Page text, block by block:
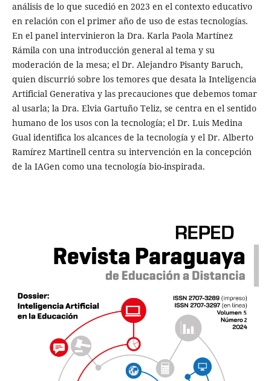
análisis de lo que sucedió en 2023 en el contexto educativo
en relación con el primer año de uso de estas tecnologías.
En el panel intervinieron la Dra. Karla Paola Martínez
Rámila con una introducción general al tema y su
moderación de la mesa; el Dr. Alejandro Pisanty Baruch,
quien discurrió sobre los temores que desata la Inteligencia
Artificial Generativa y las precauciones que debemos tomar
al usarla; la Dra. Elvia Gartuño Teliz, se centra en el sentido
humano de los usos con la tecnología; el Dr. Luis Medina
Gual identifica los alcances de la tecnología y el Dr. Alberto
Ramírez Martinell centra su intervención en la concepción
de la IAGen como una tecnología bio-inspirada.